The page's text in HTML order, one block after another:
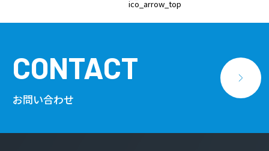
NewTek Connect（2）
CONTACT
お問い合わせ